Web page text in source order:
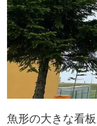
魚形の大きな看